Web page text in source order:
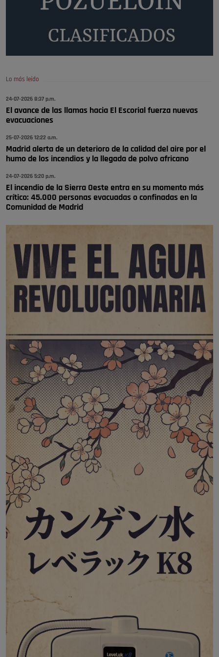
Pozuelo de Alarcón
A ver si llega alguno que de verdad le importe la seguridad de Pozuelo
Pozuelo de Alarcón
Pozuelo de Alarcón
🔴 EXCLUSIVA | El comisario de la …
Lo más leído
24-07-2026 8:37 p.m.
El avance de las llamas hacia El Escorial fuerza nuevas
evacuaciones
25-07-2026 12:22 a.m.
Madrid alerta de un deterioro de la calidad del aire por el
humo de los incendios y la llegada de polvo africano
24-07-2026 5:20 p.m.
El incendio de la Sierra Oeste entra en su momento más
crítico: 45.000 personas evacuadas o confinadas en la
Comunidad de Madrid